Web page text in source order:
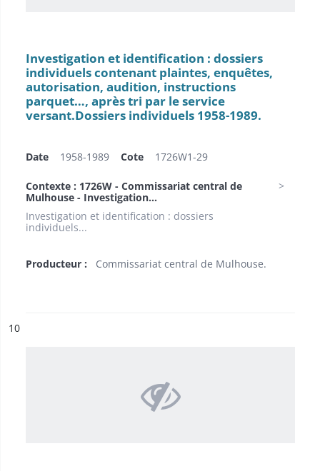
Investigation et identification : dossiers
individuels contenant plaintes, enquêtes,
autorisation, audition, instructions
parquet…, après tri par le service
versant.Dossiers individuels 1958-1989.
Date 1958-1989 Cote 1726W1-29
Contexte : 1726W - Commissariat central de
Mulhouse - Investigation...
Investigation et identification : dossiers
individuels...
Producteur : Commissariat central de Mulhouse.
n°
10